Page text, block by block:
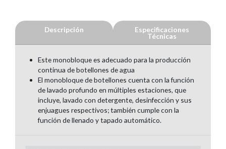
Descripción Especificaciones
Técnicas
Este monobloque es adecuado para la producción
continua de botellones de agua
El monobloque de botellones cuenta con la función
de lavado profundo en múltiples estaciones, que
incluye, lavado con detergente, desinfección y sus
enjuagues respectivos; también cumple con la
función de llenado y tapado automático.